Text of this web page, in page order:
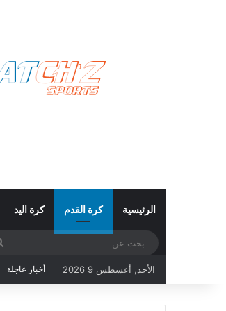
الرئيسية كرة القدم كرة اليد
الأحد, أغسطس 9 2026 أخبار عاجلة